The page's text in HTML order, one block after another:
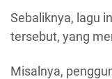
Sebaliknya, lagu
tersebut, yang
Misalnya,